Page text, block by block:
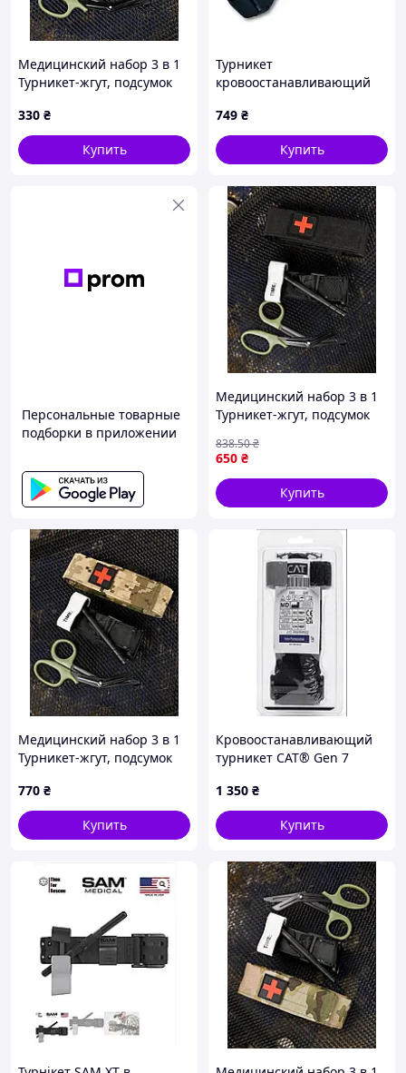
Медицинский набор 3 в 1
Турникет-жгут, подсумок
тактические медицинские
ножницы EMT олива
ВТ5411
330 ₴
Купить
Турникет
кровоостанавливающий
749 ₴
Купить
Персональные товарные
подборки в приложении
Медицинский набор 3 в 1
Турникет-жгут, подсумок
тактические медицинские
ножницы EMT черный
ВТ5408 GARDEROBKA
650 ₴
838.50₴
Купить
Медицинский набор 3 в 1
Турникет-жгут, подсумок
тактические медицинские
ножницы EMT пиксель
ВТ5409
770 ₴
Купить
Кровоостанавливающий
турникет CAT® Gen 7
Tourniquet) — Оригинал
(США)
1 350 ₴
Купить